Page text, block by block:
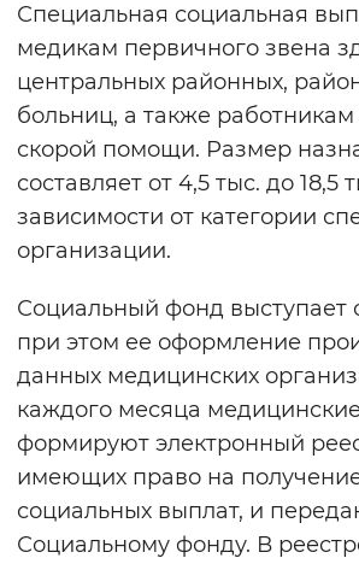
Воспроизвести
Вернуть
Специальная социальная
медикам первичного звена
центральных районных,
больниц, а также
скорой помощи. Размер
составляет от 4,5 тыс. до 18,5
зависимости от категории
организации.
Социальный фонд выступает
при этом ее оформление
данных медицинских
каждого месяца
формируют электронный
имеющих право на
социальных выплат, и
Социальному фонду. В